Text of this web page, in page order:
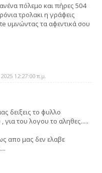
πόλεμο και πήρες 504
τρολακι η γράφεις
υμνώντας τα αφεντικά σου
12:27:00 π.μ.
δειξεις το φυλλο
για του λογου το αληθες.....
απο μας δεν ελαβε